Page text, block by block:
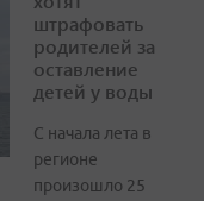
штрафовать
родителей за
оставление
детей у воды
С начала лета в
регионе
произошло 25